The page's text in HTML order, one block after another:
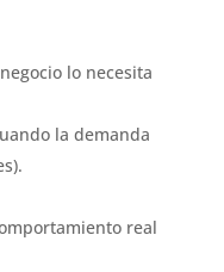
lo necesita
la demanda
real